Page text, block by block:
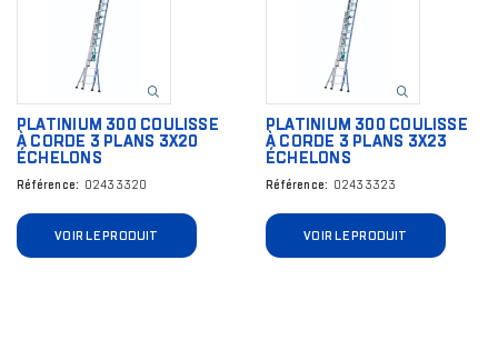
PLATINIUM 300 COULISSE
À CORDE 3 PLANS 3X20
ÉCHELONS
Référence 02433320
VOIR LE PRODUIT
PLATINIUM 300 COULISSE
À CORDE 3 PLANS 3X23
ÉCHELONS
Référence 02433323
VOIR LE PRODUIT